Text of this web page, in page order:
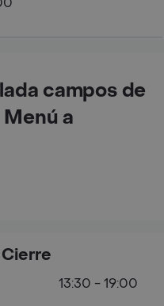
campos de
a
13:30 - 19:00